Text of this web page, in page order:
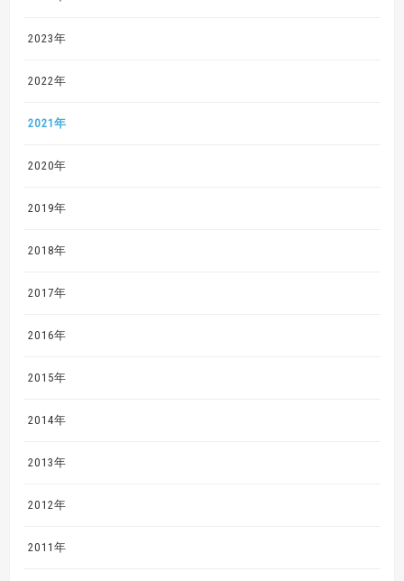
2023年
2022年
2021年
2020年
2019年
2018年
2017年
2016年
2015年
2014年
2013年
2012年
2011年